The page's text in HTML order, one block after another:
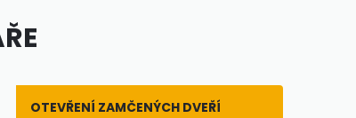
OTEVŘENÍ ZAMČENÝCH DVEŘÍ